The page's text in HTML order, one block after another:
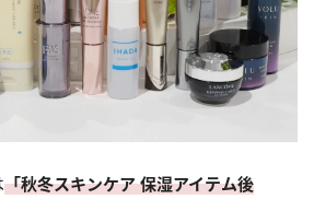
「秋冬スキンケア 保湿アイテム後